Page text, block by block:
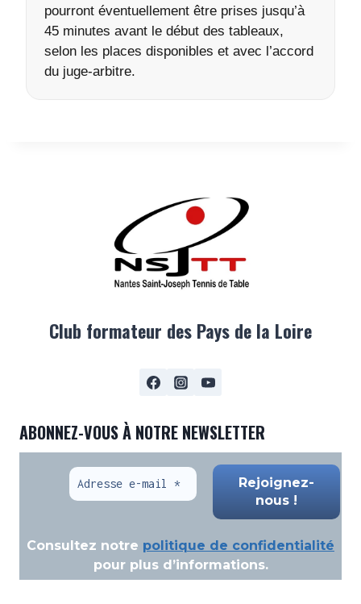
pourront éventuellement être prises jusqu’à
45 minutes avant le début des tableaux,
selon les places disponibles et avec l’accord
du juge-arbitre.
Club formateur des Pays de la Loire
ABONNEZ-VOUS À NOTRE NEWSLETTER
Consultez notre politique de confidentialité
pour plus d’informations.